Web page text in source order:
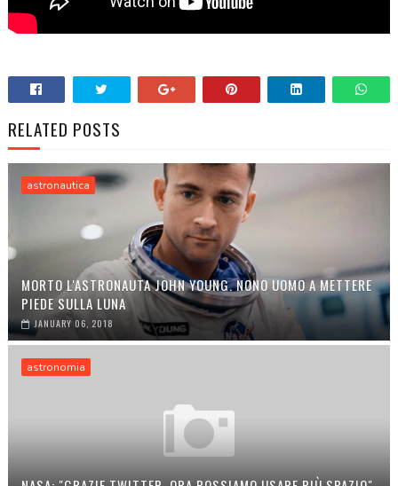
RELATED POSTS
astronautica
MORTO L'ASTRONAUTA JOHN YOUNG. NONO UOMO A METTERE
PIEDE SULLA LUNA
JANUARY 06, 2018
astronomia